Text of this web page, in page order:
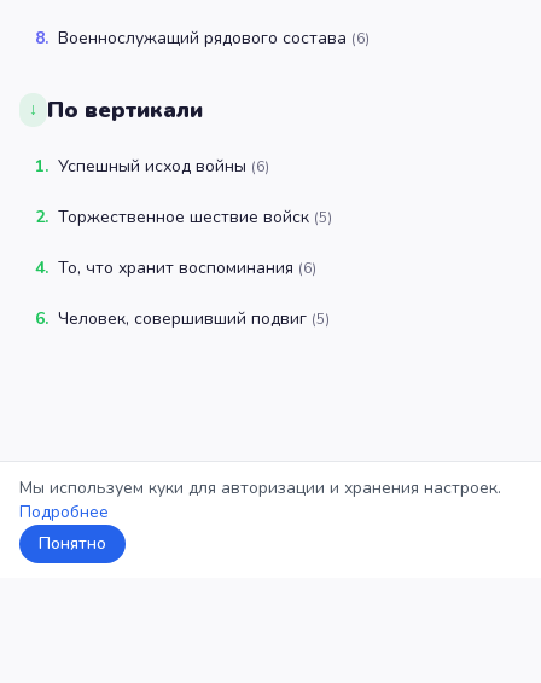
8. Военнослужащий рядового состава (6)
↓ По вертикали
1. Успешный исход войны (6)
2. Торжественное шествие войск (5)
4. То, что хранит воспоминания (6)
6. Человек, совершивший подвиг (5)
Мы используем куки для авторизации и хранения настроек.
Подробнее
Понятно